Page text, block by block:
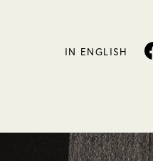
IN ENGLISH